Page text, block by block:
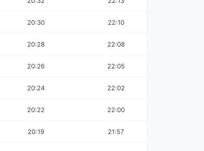
20:30 22:10
20:28 22:08
20:26 22:05
20:24 22:02
20:22 22:00
20:19 21:57